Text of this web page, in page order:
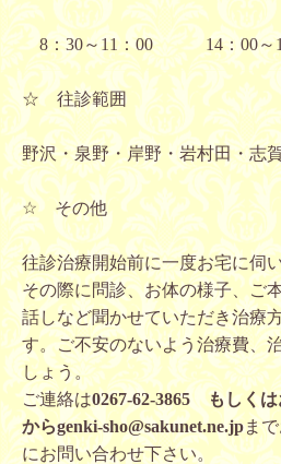
8：30～11：00 14：00～
☆ 往診範囲
野沢・泉野・岸野・岩村田・志
☆ その他
往診治療開始前に一度お宅に伺
その際に問診、お体の様子、ご
話しなど聞かせていただき治療
す。ご不安のないよう治療費、
しょう。
ご連絡は0267-62-3865 もしく
からgenki-sho@sakunet.ne.jpま
にお問い合わせ下さい。